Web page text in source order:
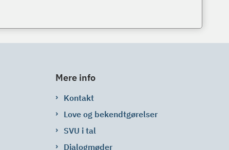
Mere info
Kontakt
Love og bekendtgørelser
SVU i tal
Dialogmøder